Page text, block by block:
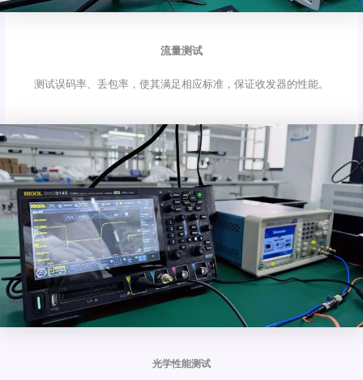
流量测试
测试误码率、丢包率，使其满足相应标准，保证收发器的性能。
光学性能测试